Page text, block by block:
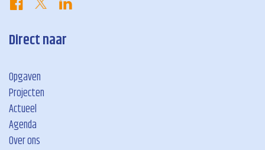
Direct naar
Opgaven
Projecten
Actueel
Agenda
Over ons